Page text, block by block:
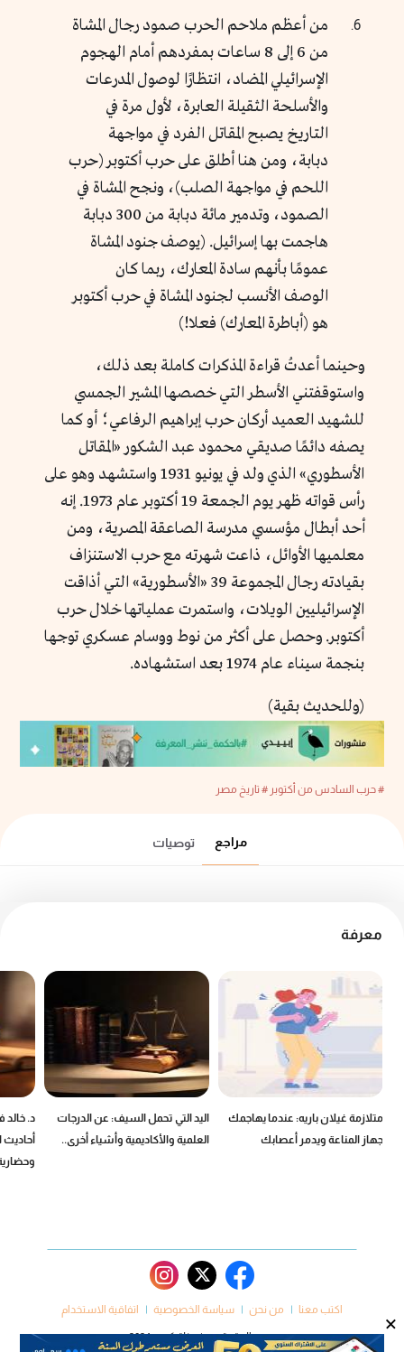
من أعظم ملاحم الحرب صمود رجال المشاة
من 6 إلى 8 ساعات بمفردهم أمام الهجوم
الإسرائيلي المضاد، انتظارًا لوصول المدرعات
والأسلحة الثقيلة العابرة، لأول مرة في
التاريخ يصبح المقاتل الفرد في مواجهة
دبابة، ومن هنا أطلق على حرب أكتوبر (حرب
اللحم في مواجهة الصلب)، ونجح المشاة في
الصمود، وتدمير مائة دبابة من 300 دبابة
هاجمت بها إسرائيل. (يوصف جنود المشاة
عمومًا بأنهم سادة المعارك، ربما كان
الوصف الأنسب لجنود المشاة في حرب أكتوبر
هو (أباطرة المعارك) فعلا!)
وحينما أعدتُ قراءة المذكرات كاملة بعد ذلك،
واستوقفتني الأسطر التي خصصها المشير الجمسي
للشهيد العميد أركان حرب إبراهيم الرفاعي؛ أو كما
يصفه دائمًا صديقي محمود عبد الشكور «المقاتل
الأسطوري» الذي ولد في يونيو 1931 واستشهد وهو على
رأس قواته ظهر يوم الجمعة 19 أكتوبر عام 1973. إنه
أحد أبطال مؤسسي مدرسة الصاعقة المصرية، ومن
معلميها الأوائل، ذاعت شهرته مع حرب الاستنزاف
بقيادته رجال المجموعة 39 «الأسطورية» التي أذاقت
الإسرائيليين الويلات، واستمرت عملياتها خلال حرب
أكتوبر. وحصل على أكثر من نوط ووسام عسكري توجها
بنجمة سيناء عام 1974 بعد استشهاده.
(وللحديث بقية)
×
# حرب السادس من أكتوبر # تاريخ مصر
مراجع توصيات
معرفة
متلازمة غيلان باريه: عندما يهاجمك
جهاز المناعة ويدمر أعصابك
اليد التي تحمل السيف: عن الدرجات
العلمية والأكاديمية وأشياء أخرى..
د.
أحاديث
اكتب معنا من نحن سياسة الخصوصية اتفاقية الاستخدام
جميع الحقوق محفوظة كروم 2024